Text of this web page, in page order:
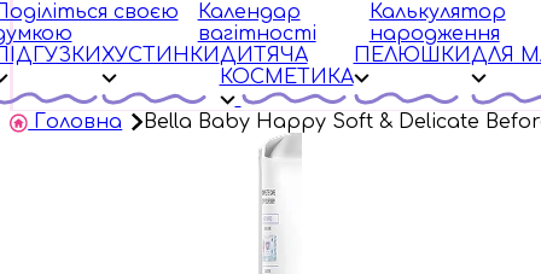
своєю
Календар
вагітності
Калькулятор
народження
ХУСТИНКИДИТЯЧА
КОСМЕТИКА
ПЕЛЮШКИДЛЯ
Головна Bella Baby Happy Soft & Delicate